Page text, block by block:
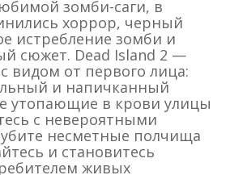
зомби-саги, в
хоррор, черный
истребление зомби и
сюжет. Dead Island 2 —
видом от первого лица:
и напичканный
утопающие в крови улицы
с невероятными
несметные полчища
и становитесь
живых